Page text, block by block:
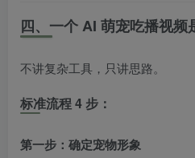
四、一个 AI 萌宠吃播视频
不讲复杂工具，只讲思路。
标准流程 4 步：
第一步：确定宠物形象